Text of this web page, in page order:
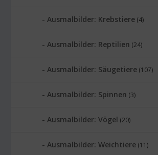
Ausmalbilder: Krebstiere (4)
Ausmalbilder: Reptilien (24)
Ausmalbilder: Säugetiere (107)
Ausmalbilder: Spinnen (3)
Ausmalbilder: Vögel (20)
Ausmalbilder: Weichtiere (11)